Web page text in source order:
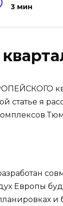
3 мин
статье я
Европы
и